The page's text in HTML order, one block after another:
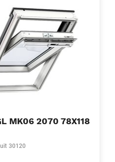
MK06 2070 78X118
30120